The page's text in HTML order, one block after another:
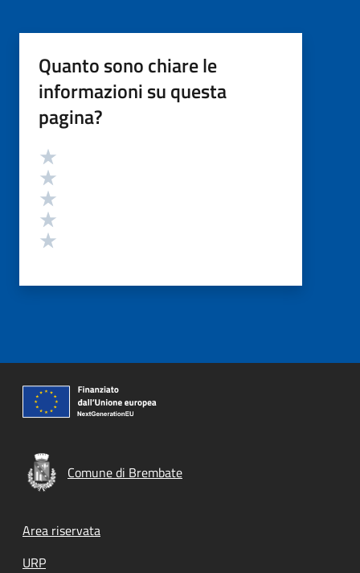
Quanto sono chiare le
informazioni su questa
pagina?
Valutazione
Comune di Brembate
Footer menu
Area riservata
URP